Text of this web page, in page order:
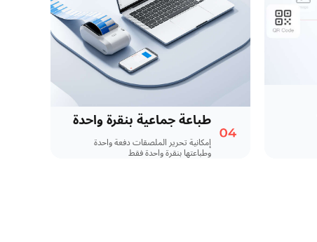
طباعة جماعية بنقرة واحدة
إمكانية تحرير الملصقات دفعة واحدة
وطباعتها بنقرة واحدة فقط